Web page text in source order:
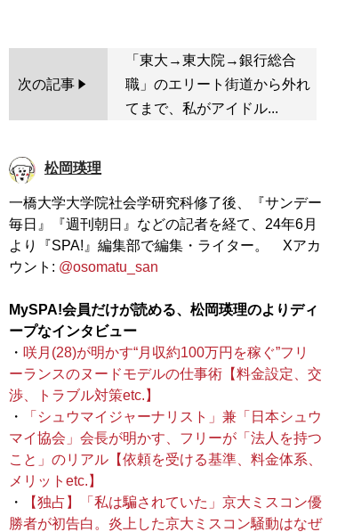
次の記事
「東大→東大院→銀行総合
職」のエリート街道から外れ
てまで、私がアイドル...
松岡瑛理
一橋大学大学院社会学研究科修了後、『サンデー
毎日』『週刊朝日』などの記者を経て、24年6月
より『SPA!』編集部で編集・ライター。 Xアカ
ウント: @osomatu_san
MySPA!会員だけが読める、松岡瑛理のよりディ
ープなインタビュー
・ 咲月(28)が明かす“月収約100万円を稼ぐ”フリ
ーランスのヌードモデルの仕事術【料金設定、交
渉、トラブル対策etc.】
・
「シュウマイジャーナリスト」兼「日本シュウ
マイ協会」会長が明かす、フリーが「法人を持つ
こと」のリアル【依頼を受ける基準、料金体系、
メリットetc.】
・
【独占】「私は騙されていた」京大ミスコン優
勝者が初告白。炎上した京大ミスコン騒動はなぜ